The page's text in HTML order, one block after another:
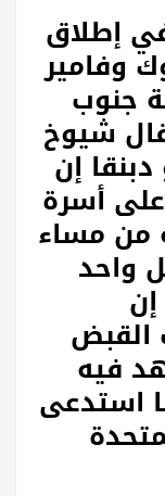
إطلاق
وفامير
جنوب
شيوخ
إن
على أسرة
من مساء
واحد
القبض
فيه
استدعى